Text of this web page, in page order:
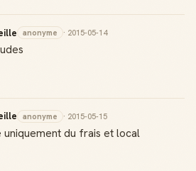
anonyme · 2015-05-14
anonyme · 2015-05-15
uniquement du frais et local